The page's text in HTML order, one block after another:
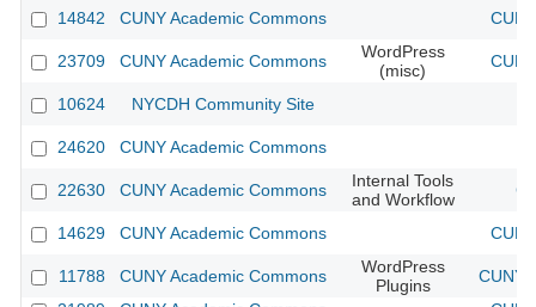
14842 CUNY Academic Commons
23709 CUNY Academic Commons
WordPress
(misc)
10624 NYCDH Community Site
24620 CUNY Academic Commons
22630 CUNY Academic Commons
Internal Tools
and Workflow
14629 CUNY Academic Commons
11788 CUNY Academic Commons
WordPress
Plugins
CUNY